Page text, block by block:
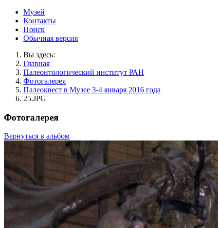
Музей
Контакты
Поиск
Обычная версия
Вы здесь:
Главная
Палеонтологический институт РАН
Фотогалерея
Палеоквест в Музее 3-4 января 2016 года
25.JPG
Фотогалерея
Вернуться в альбом